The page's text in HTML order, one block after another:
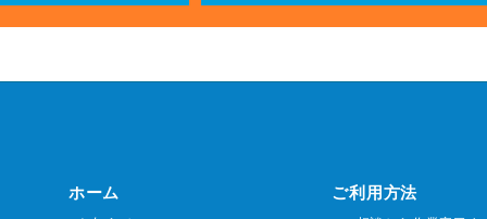
ホーム ご利用方法